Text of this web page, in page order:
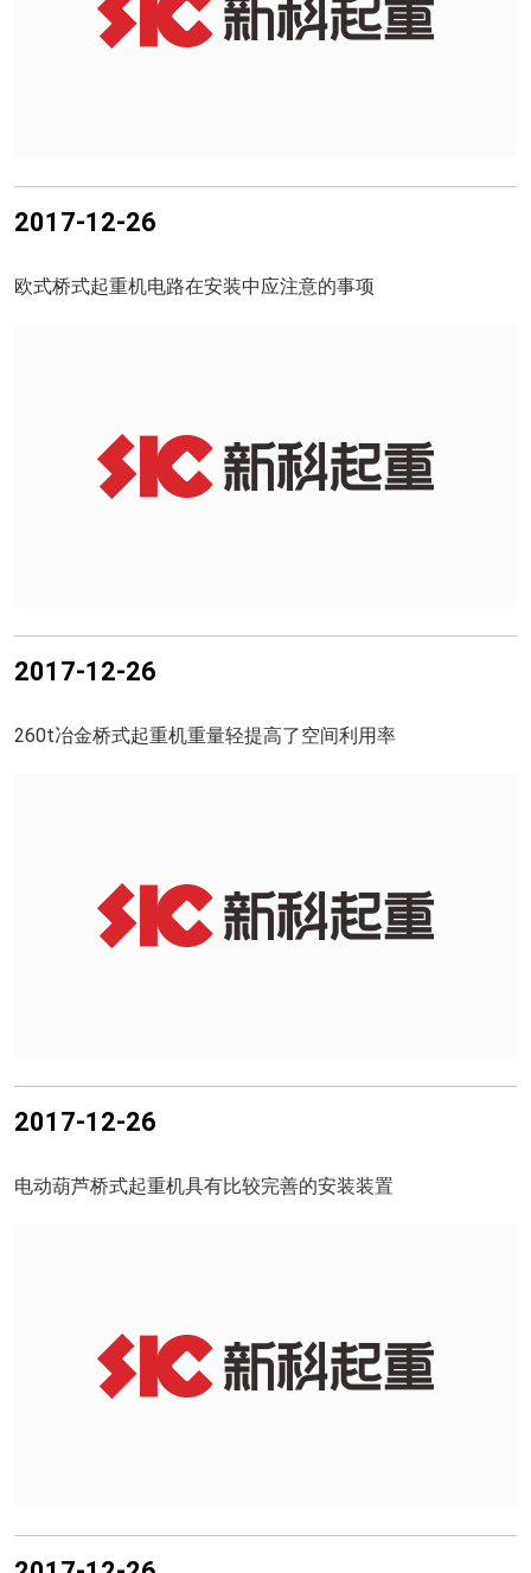
2017-12-26
欧式桥式起重机电路在安装中应注意的事项
2017-12-26
260t冶金桥式起重机重量轻提高了空间利用率
2017-12-26
电动葫芦桥式起重机具有比较完善的安装装置